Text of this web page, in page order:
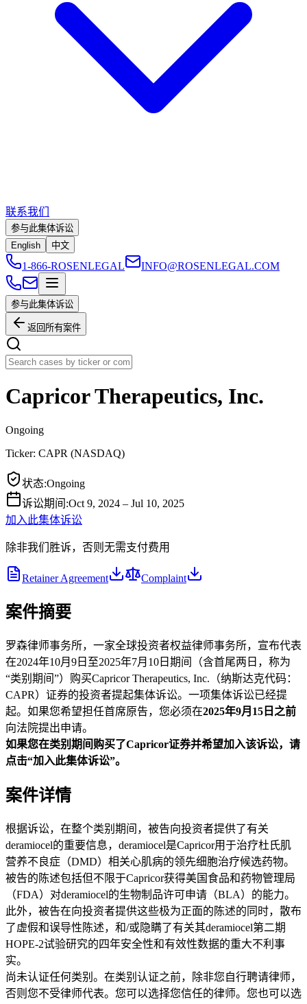
联系我们
参与此集体诉讼
English
中文
1-866-ROSENLEGAL INFO@ROSENLEGAL.COM
参与此集体诉讼
返回所有案件
Capricor Therapeutics, Inc.
Ongoing
Ticker: CAPR (NASDAQ)
状态:Ongoing
诉讼期间 :Oct 9, 2024 – Jul 10, 2025
加入此集体诉讼
除非我们胜诉，否则无需支付费用
Retainer Agreement Complaint
案件摘要
罗森律师事务所，一家全球投资者权益律师事务所，宣布代表
在2024年10月9日至2025年7月10日期间（含首尾两日，称为
“类别期间”）购买Capricor Therapeutics, Inc.（纳斯达克代码：
CAPR）证券的投资者提起集体诉讼。一项集体诉讼已经提
起。如果您希望担任首席原告，您必须在2025年9月15日之前
向法院提出申请。
如果您在类别期间购买了Capricor证券并希望加入该诉讼，请
点击“加入此集体诉讼”。
案件详情
根据诉讼，在整个类别期间，被告向投资者提供了有关
deramiocel的重要信息，deramiocel是Capricor用于治疗杜氏肌
营养不良症（DMD）相关心肌病的领先细胞治疗候选药物。
被告的陈述包括但不限于Capricor获得美国食品和药物管理局
（FDA）对deramiocel的生物制品许可申请（BLA）的能力。
此外，被告在向投资者提供这些极为正面的陈述的同时，散布
了虚假和误导性陈述，和/或隐瞒了有关其deramiocel第二期
HOPE-2试验研究的四年安全性和有效性数据的重大不利事
实。
尚未认证任何类别。在类别认证之前，除非您自行聘请律师，
否则您不受律师代表。您可以选择您信任的律师。您也可以选